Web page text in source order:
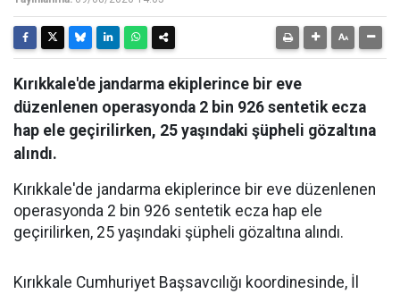
Kırıkkale'de jandarma ekiplerince bir eve
düzenlenen operasyonda 2 bin 926 sentetik ecza
hap ele geçirilirken, 25 yaşındaki şüpheli gözaltına
alındı.
Kırıkkale'de jandarma ekiplerince bir eve düzenlenen
operasyonda 2 bin 926 sentetik ecza hap ele
geçirilirken, 25 yaşındaki şüpheli gözaltına alındı.
Kırıkkale Cumhuriyet Başsavcılığı koordinesinde, İl